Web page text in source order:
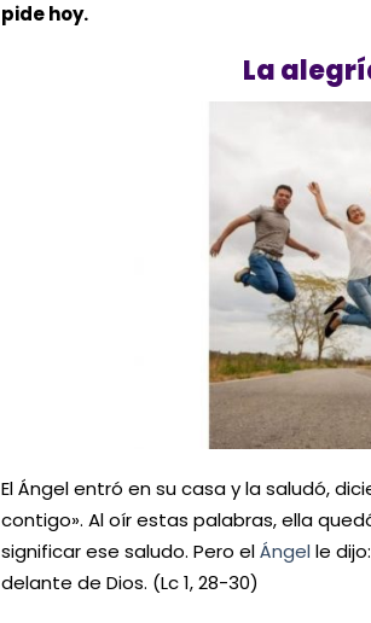
pide hoy.
La
El Ángel entró en su casa y la saludó,
contigo». Al oír estas palabras, ella
significar ese saludo. Pero elÁngel le
delante de Dios. (Lc 1, 28-30)